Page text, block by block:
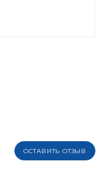
ОСТАВИТЬ ОТЗЫВ